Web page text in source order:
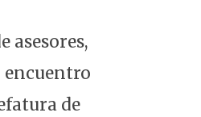
asesores,
encuentro
de